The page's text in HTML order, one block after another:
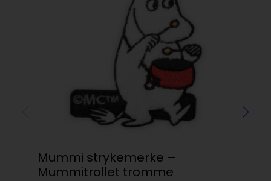
Mummi strykemerke –
Mummitrollet tromme